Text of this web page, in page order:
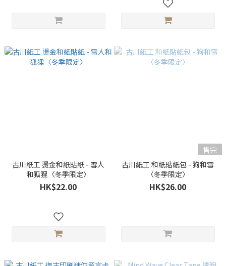
古川紙工 燙金和紙貼紙 - 雪人
和狐狸〈冬季限定〉
HK$22.00
售完
古川紙工 和紙貼紙包 - 狗和雪
〈冬季限定〉
HK$26.00